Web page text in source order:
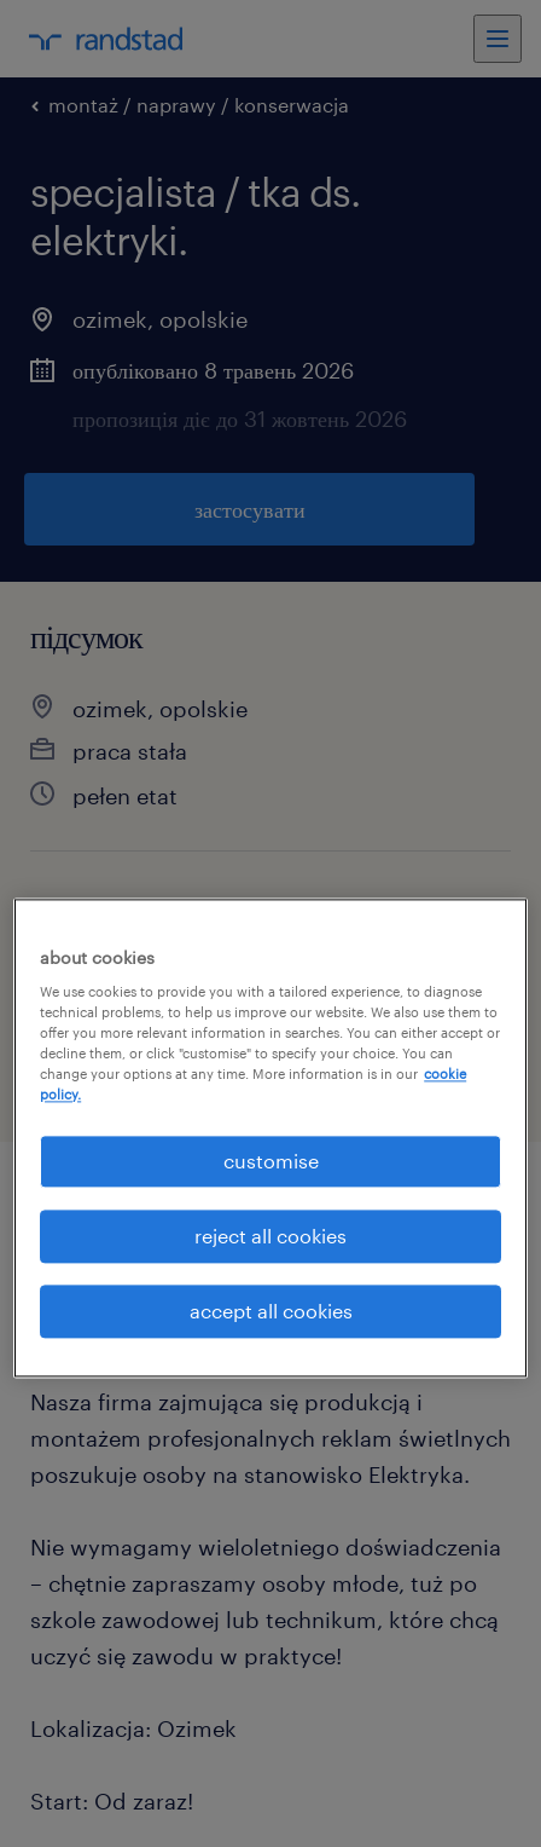
montaż / naprawy / konserwacja
specjalista / tka ds.
elektryki.
ozimek, opolskie
опубліковано 8 травень 2026
пропозиція діє до 31 жовтень 2026
застосувати
підсумок
ozimek, opolskie
praca stała
pełen etat
специальность
номер посилання
46845720
описание должности
Szukasz stabilnego zatrudnienia w
dynamicznej branży?
Nasza firma zajmująca się produkcją i
montażem profesjonalnych reklam świetlnych
poszukuje osoby na stanowisko Elektryka.
Nie wymagamy wieloletniego doświadczenia
– chętnie zapraszamy osoby młode, tuż po
szkole zawodowej lub technikum, które chcą
uczyć się zawodu w praktyce!
Lokalizacja: Ozimek
Start: Od zaraz!
about cookies
We use cookies to provide you with a tailored experience, to diagnose
technical problems, to help us improve our website. We also use them to
offer you more relevant information in searches. You can either accept or
decline them, or click "customise" to specify your choice. You can
change your options at any time. More information is in our cookie
policy.
accept all cookies
reject all cookies
customise